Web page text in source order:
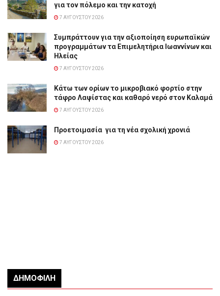
για τον πόλεμο και την κατοχή
7 ΑΥΓΟΎΣΤΟΥ 2026
Συμπράττουν για την αξιοποίηση ευρωπαϊκών
προγραμμάτων τα Επιμελητήρια Ιωαννίνων και
Ηλείας
7 ΑΥΓΟΎΣΤΟΥ 2026
Κάτω των ορίων το μικροβιακό φορτίο στην
τάφρο Λαψίστας και καθαρό νερό στον Καλαμά
7 ΑΥΓΟΎΣΤΟΥ 2026
Προετοιμασία για τη νέα σχολική χρονιά
7 ΑΥΓΟΎΣΤΟΥ 2026
ΔΗΜΟΦΙΛΉ